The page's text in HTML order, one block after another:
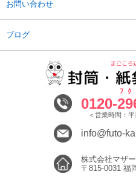
お問い合わせ
ブログ
0120-
ﾌｸ
＜営業時間：
info@futo-
株式会社マザ
〒815-0031 福